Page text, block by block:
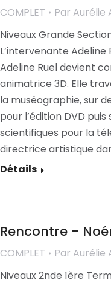
COMPLET Par Aurélie
Niveaux Grande Section
L’intervenante Adeline
Adeline Ruel devient
animatrice 3D. Elle
la muséographie, sur
pour l’édition DVD
scientifiques pour la
directrice artistique
Détails
Rencontre –
COMPLET Par Aurélie
Niveaux 2nde 1ère